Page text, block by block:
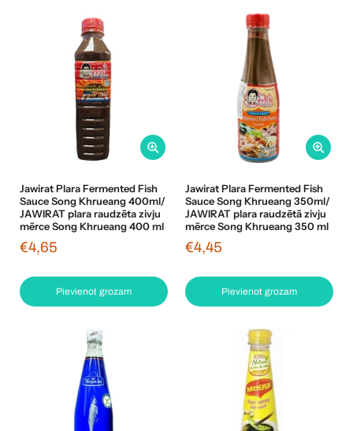
Jawirat Plara Fermented Fish
Sauce Song Khrueang 400ml/
JAWIRAT plara raudzēta zivju
mērce Song Khrueang 400 ml
€4,65
Pievienot grozam
Jawirat Plara Fermented Fish
Sauce Song Khrueang 350ml/
JAWIRAT plara raudzētā zivju
mērce Song Khrueang 350 ml
€4,45
Pievienot grozam